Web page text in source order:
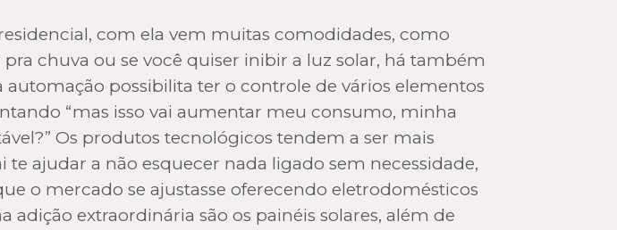
com ela vem muitas comodidades, como
chuva ou se você quiser inibir a luz solar, há também
possibilita ter o controle de vários elementos
“mas isso vai aumentar meu consumo, minha
Os produtos tecnológicos tendem a ser mais
ajudar a não esquecer nada ligado sem necessidade,
o mercado se ajustasse oferecendo eletrodomésticos
extraordinária são os painéis solares, além de